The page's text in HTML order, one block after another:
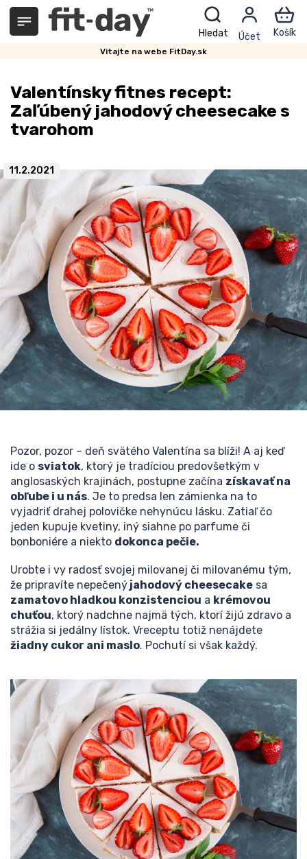
Prejsť
obsah
Vitajte na webe FitDay.sk
Valentínsky fitnes recept:
Zaľúbený jahodový cheesecake s
tvarohom
11.2.2021
Pozor, pozor – deň svätého Valentína sa blíži! A aj keď
ide o sviatok, ktorý je tradíciou predovšetkým v
anglosaských krajinách, postupne začína získavať na
obľube i u nás. Je to predsa len zámienka na to
vyjadriť drahej polovičke nehynúcu lásku. Zatiaľ čo
jeden kupuje kvetiny, iný siahne po parfume či
bonboniére a niekto dokonca pečie.
Urobte i vy radosť svojej milovanej či milovanému tým,
že pripravíte nepečený jahodový cheesecake sa
zamatovo hladkou konzistenciou a krémovou
chuťou, ktorý nadchne najmä tých, ktorí žijú zdravo a
strážia si jedálny lístok. Vreceptu totiž nenájdete
žiadny cukor ani maslo. Pochutí si však každý.